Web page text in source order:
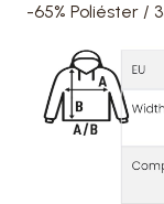
-65% Poliéster /